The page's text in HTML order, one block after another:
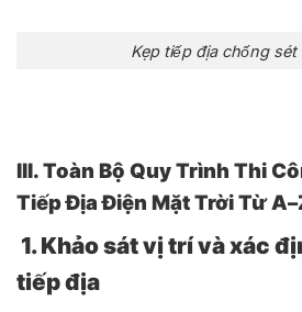
Kẹp tiếp địa chống sét
III. Toàn Bộ Quy Trình Thi
Tiếp Địa Điện Mặt Trời Từ
1. Khảo sát vị trí và xác
tiếp địa